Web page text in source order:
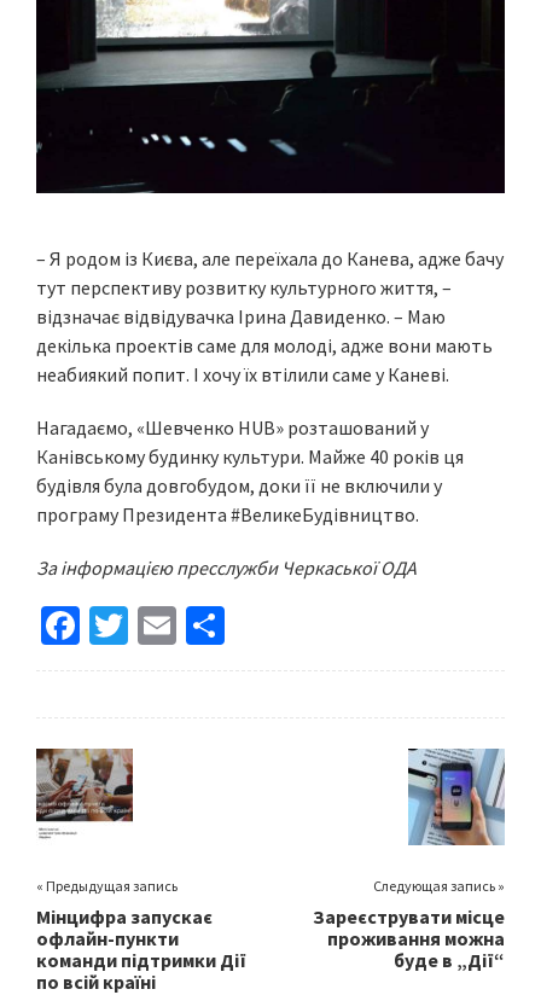
– Я родом із Києва, але переїхала до Канева, адже бачу
тут перспективу розвитку культурного життя, –
відзначає відвідувачка Ірина Давиденко. – Маю
декілька проектів саме для молоді, адже вони мають
неабиякий попит. І хочу їх втілили саме у Каневі.
Нагадаємо, «Шевченко HUB» розташований у
Канівському будинку культури. Майже 40 років ця
будівля була довгобудом, доки її не включили у
програму Президента #ВеликеБудівництво.
За інформацією пресслужби Черкаської ОДА
Fa
ce
o
o
k
T
wi
er
E
m h
« Предыдущая запись
Мінцифра запускає
офлайн-пункти
команди підтримки Дії
по всій країні
Следующая запись »
Зареєструвати місце
проживання можна
буде в „Дії“